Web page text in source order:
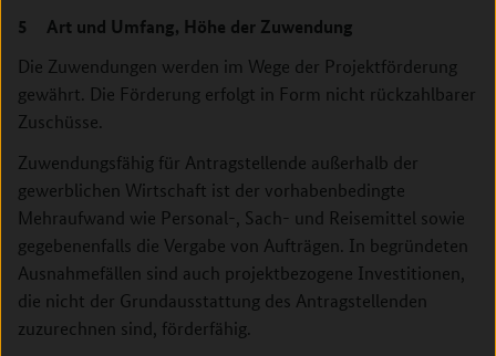
5 Art und Umfang, Höhe der Zuwendung
Die Zuwendungen werden im Wege der Projektförderung
gewährt. Die Förderung erfolgt in Form nicht rückzahlbarer
Zuschüsse.
Zuwendungsfähig für Antragstellende außerhalb der
gewerblichen Wirtschaft ist der vorhabenbedingte
Mehraufwand wie Personal-, Sach- und Reisemittel sowie
gegebenenfalls die Vergabe von Aufträgen. In begründeten
Ausnahmefällen sind auch projektbezogene Investitionen,
die nicht der Grundausstattung des Antragstellenden
zuzurechnen sind, förderfähig.